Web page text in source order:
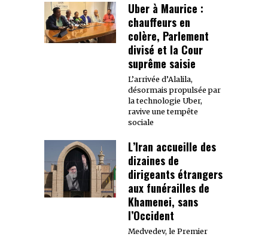
Uber à Maurice :
chauffeurs en
colère, Parlement
divisé et la Cour
suprême saisie
L’arrivée d’Alalila,
désormais propulsée par
la technologie Uber,
ravive une tempête
sociale
L’Iran accueille des
dizaines de
dirigeants étrangers
aux funérailles de
Khamenei, sans
l’Occident
Medvedev, le Premier